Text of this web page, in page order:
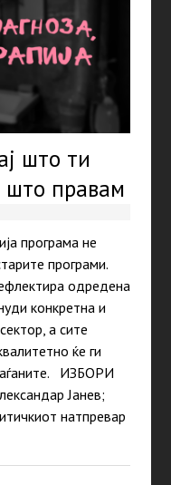
што ти
што правам
програма не
програми.
одредена
конкретна и
а сите
ќе ги
ИЗБОРИ
Јанев;
натпревар